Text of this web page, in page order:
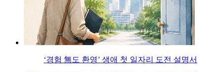
‘경험 無도 환영’ 생애 첫 일자리 도전 설명서